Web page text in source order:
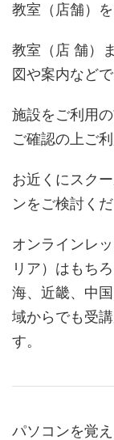
教室（店舗）
教室（店 舗）
図や案内など
施設をご利用
ご確認の上ご
お近くにスク
ンをご検討くだ
オンラインレ
リア）はもち
海、近畿、中
域からでも受
す。
パソコンを覚